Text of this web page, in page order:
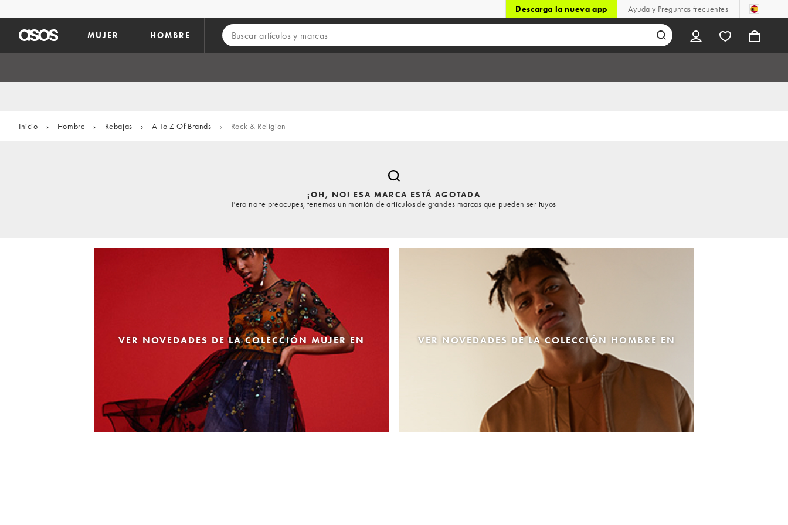
Descarga la nueva app Ayuda y Preguntas frecuentes
MUJER HOMBRE
Inicio › Hombre › Rebajas › A To Z Of Brands › Rock & Religion
¡OH, NO! ESA MARCA ESTÁ AGOTADA
Pero no te preocupes, tenemos un montón de artículos de grandes marcas que pueden ser tuyos
VER NOVEDADES DE LA COLECCIÓN MUJER EN VER NOVEDADES DE LA COLECCIÓN HOMBRE EN